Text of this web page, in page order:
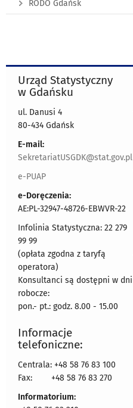
RODO Gdańsk
Urząd Statystyczny
w Gdańsku
ul. Danusi 4
80-434 Gdańsk
E-mail:
SekretariatUSGDK@stat.gov.pl
e-PUAP
e-Doręczenia:
AE:PL-32947-48726-EBWVR-22
Infolinia Statystyczna: 22 279
99 99
(opłata zgodna z taryfą
operatora)
Konsultanci są dostępni w dni
robocze:
pon.- pt.: godz. 8.00 - 15.00
Informacje
telefoniczne:
Centrala: +48 58 76 83 100
Fax:
+48 58 76 83 270
Informatorium: